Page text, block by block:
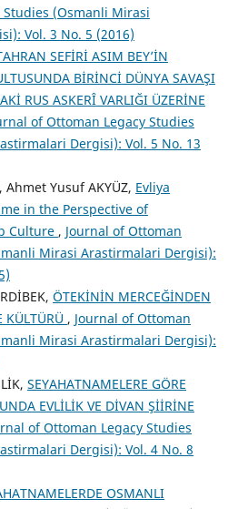
(Osmanli Mirasi
Vol. 3 No. 5 (2016)
SEFİRİ ASIM BEY’İN
BİRİNCİ DÜNYA SAVAŞI
RUS ASKERÎ VARLIĞI ÜZERİNE
of Ottoman Legacy Studies
Dergisi): Vol. 5 No. 13
Ahmet Yusuf AKYÜZ, Evliya
in the Perspective of
Culture , Journal of Ottoman
Mirasi Arastirmalari Dergisi):
ÖTEKİNİN MERCEĞİNDEN
KÜLTÜRÜ , Journal of Ottoman
Mirasi Arastirmalari Dergisi):
SEYAHATNAMELERE GÖRE
EVLİLİK VE DİVAN ŞİİRİNE
of Ottoman Legacy Studies
Dergisi): Vol. 4 No. 8
OSMANLI